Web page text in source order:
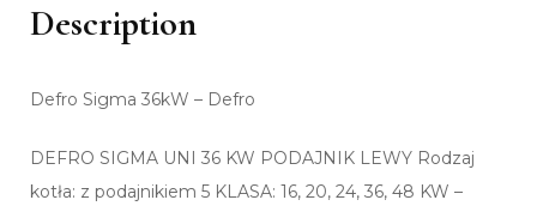
Description
Defro Sigma 36kW – Defro
DEFRO SIGMA UNI 36 KW PODAJNIK LEWY Rodzaj
kotła: z podajnikiem 5 KLASA: 16, 20, 24, 36, 48 KW –